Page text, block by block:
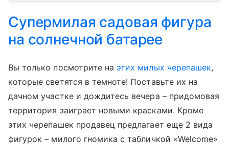
Супермилая садовая фигура
на солнечной батарее
Вы только посмотрите на этих милых черепашек,
которые светятся в темноте! Поставьте их на
дачном участке и дождитесь вечера – придомовая
территория заиграет новыми красками. Кроме
этих черепашек продавец предлагает еще 2 вида
фигурок – милого гномика с табличкой «Welcome»